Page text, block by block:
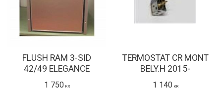
FLUSH RAM 3-SID
42/49 ELEGANCE
1 750KR
TERMOSTAT CR MONT
BELY.H 2015-
1 140KR